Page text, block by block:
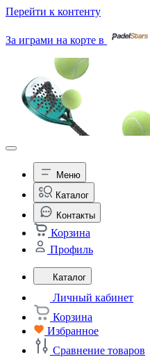
Перейти к контенту
За играми на корте в
Меню
Каталог
Контакты
Корзина
Профиль
Каталог
Личный кабинет
Корзина
Избранное
Сравнение товаров